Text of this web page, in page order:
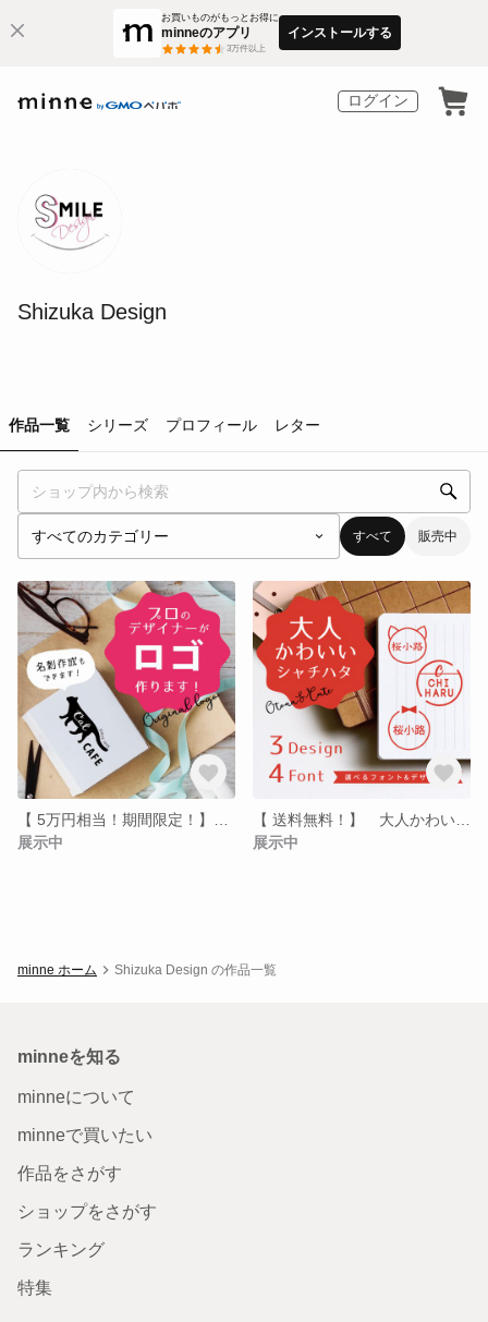
お買いものがもっとお得に
minneのアプリ
3万件以上
インストールする
ログイン
Shizuka Design
作品一覧 シリーズ プロフィール レター
すべて 販売中
展示中
展示中
minne ホーム Shizuka Design の作品一覧
minneを知る
minneについて
minneで買いたい
作品をさがす
ショップをさがす
ランキング
特集